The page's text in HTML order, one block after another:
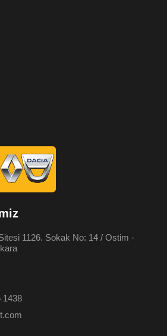
1126. Sokak No: 14 / Ostim -
1438